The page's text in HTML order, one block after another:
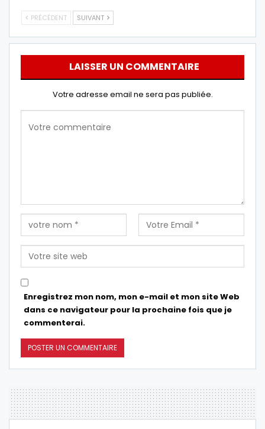
PRÉCÉDENT SUIVANT
LAISSER UN COMMENTAIRE
Votre adresse email ne sera pas publiée.
Enregistrez mon nom, mon e-mail et mon site Web
dans ce navigateur pour la prochaine fois que je
commenterai.